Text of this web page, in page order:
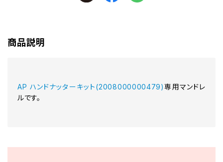
商品説明
AP ハンドナッターキット(2008000000479)専用マンドレ
ルです。